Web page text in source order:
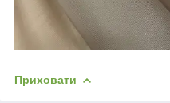
Приховати